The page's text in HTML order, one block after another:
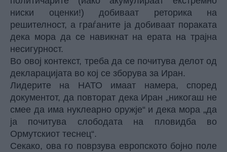
ниски оценки!) добиваат реторика на
решителност, а граѓаните ја добиваат пораката
дека мора да се навикнат на ерата на трајна
несигурност.
Во овој контекст, треба да се почитува делот од
декларацијата во кој се зборува за Иран.
Лидерите на НАТО имаат намера, според
документот, да повторат дека Иран „никогаш не
смее да има нуклеарно оружје“ и дека мора „да
ја почитува слободата на пловидба во
Ормутскиот теснец“.
Секако, ова го поврзува европското бојно поле